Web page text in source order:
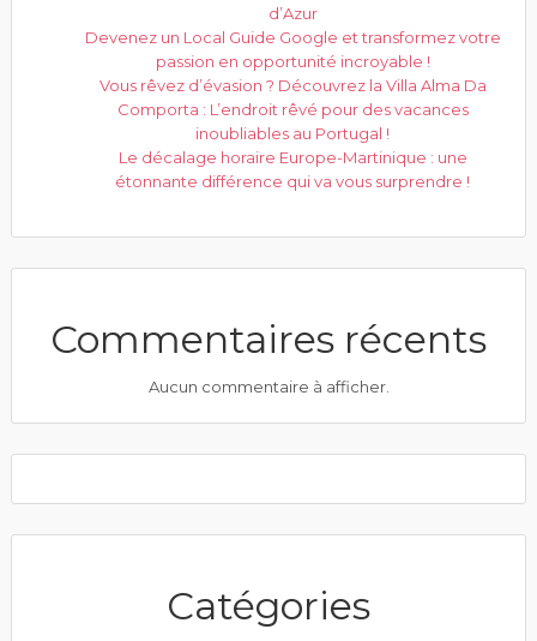
d’Azur
Devenez un Local Guide Google et transformez votre
passion en opportunité incroyable !
Vous rêvez d’évasion ? Découvrez la Villa Alma Da
Comporta : L’endroit rêvé pour des vacances
inoubliables au Portugal !
Le décalage horaire Europe-Martinique : une
étonnante différence qui va vous surprendre !
Commentaires récents
Aucun commentaire à afficher.
Catégories